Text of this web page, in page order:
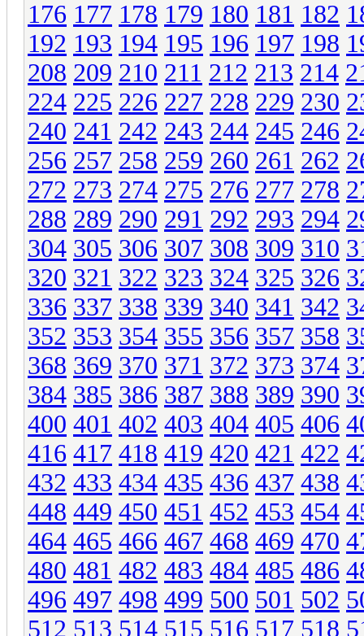
176 177 178 179 180 181 182
192 193 194 195 196 197 198
208 209 210 211 212 213 214
224 225 226 227 228 229 230
240 241 242 243 244 245 246
256 257 258 259 260 261 262
272 273 274 275 276 277 278
288 289 290 291 292 293 294
304 305 306 307 308 309 310
320 321 322 323 324 325 326
336 337 338 339 340 341 342
352 353 354 355 356 357 358
368 369 370 371 372 373 374
384 385 386 387 388 389 390
400 401 402 403 404 405 406
416 417 418 419 420 421 422
432 433 434 435 436 437 438
448 449 450 451 452 453 454
464 465 466 467 468 469 470
480 481 482 483 484 485 486
496 497 498 499 500 501 502
512 513 514 515 516 517 518